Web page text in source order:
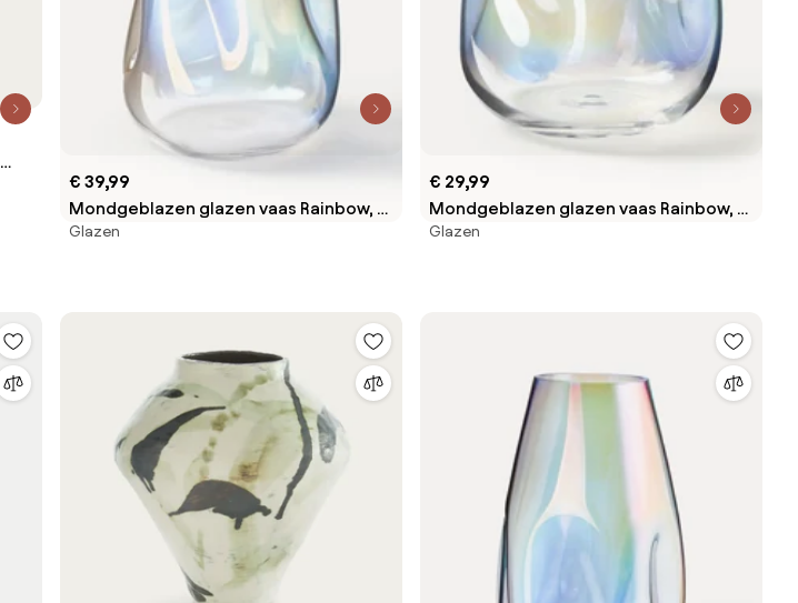
€ 39,99
Mondgeblazen glazen vaas Rainbow, H
26 cm
Glazen
€ 29,99
Mondgeblazen glazen vaas Rainbow, H
17 cm
Glazen